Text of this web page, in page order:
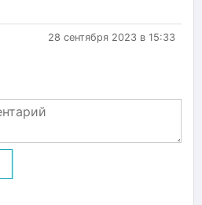
28 сентября 2023 в 15:33